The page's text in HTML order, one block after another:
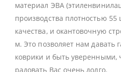
материал ЭВА
производства плотностью
качества, и окантовочную
м. Это позволяет нам давать
коврики и быть уверенными,
радовать Вас очень долго.